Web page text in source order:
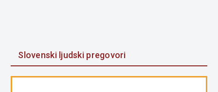
Slovenski ljudski pregovori